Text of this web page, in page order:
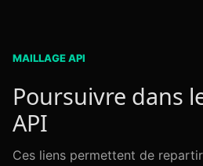
MAILLAGE API
Poursuivre dans
API
Ces liens permettent de